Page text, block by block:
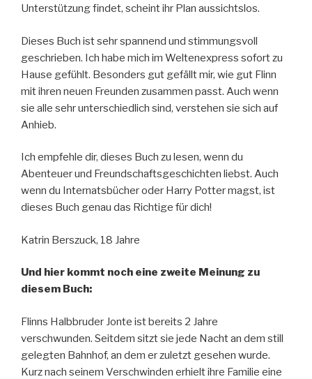
Unterstützung findet, scheint ihr Plan aussichtslos.
Dieses Buch ist sehr spannend und stimmungsvoll
geschrieben. Ich habe mich im Weltenexpress sofort zu
Hause gefühlt. Besonders gut gefällt mir, wie gut Flinn
mit ihren neuen Freunden zusammen passt. Auch wenn
sie alle sehr unterschiedlich sind, verstehen sie sich auf
Anhieb.
Ich empfehle dir, dieses Buch zu lesen, wenn du
Abenteuer und Freundschaftsgeschichten liebst. Auch
wenn du Internatsbücher oder Harry Potter magst, ist
dieses Buch genau das Richtige für dich!
Katrin Berszuck, 18 Jahre
Und hier kommt noch eine zweite Meinung zu
diesem Buch:
Flinns Halbbruder Jonte ist bereits 2 Jahre
verschwunden. Seitdem sitzt sie jede Nacht an dem still
gelegten Bahnhof, an dem er zuletzt gesehen wurde.
Kurz nach seinem Verschwinden erhielt ihre Familie eine